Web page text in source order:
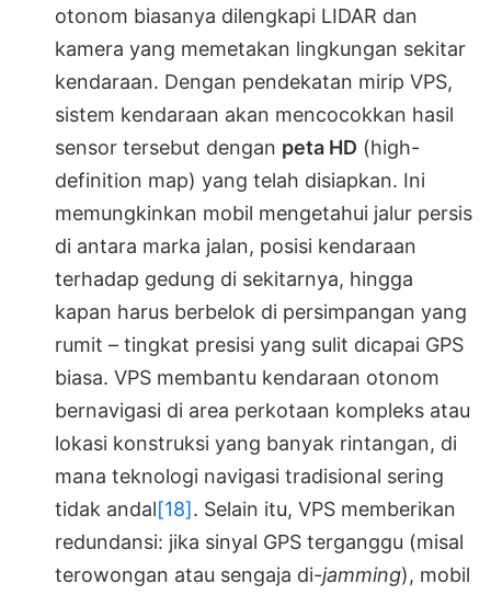
otonom biasanya dilengkapi LIDAR dan
kamera yang memetakan lingkungan sekitar
kendaraan. Dengan pendekatan mirip VPS,
sistem kendaraan akan mencocokkan hasil
sensor tersebut dengan peta HD (high-
definition map) yang telah disiapkan. Ini
memungkinkan mobil mengetahui jalur persis
di antara marka jalan, posisi kendaraan
terhadap gedung di sekitarnya, hingga
kapan harus berbelok di persimpangan yang
rumit – tingkat presisi yang sulit dicapai GPS
biasa. VPS membantu kendaraan otonom
bernavigasi di area perkotaan kompleks atau
lokasi konstruksi yang banyak rintangan, di
mana teknologi navigasi tradisional sering
tidak andal[18]. Selain itu, VPS memberikan
redundansi: jika sinyal GPS terganggu (misal
terowongan atau sengaja di-jamming), mobil